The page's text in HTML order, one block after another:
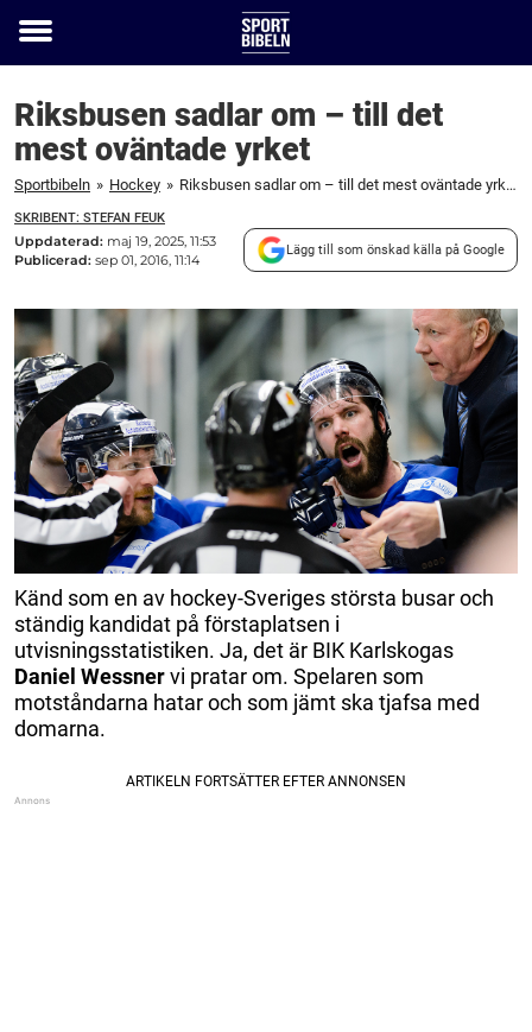
Toggle
Riksbusen sadlar om – till det
mest oväntade yrket
Sportbibeln » Hockey » Riksbusen sadlar om – till det mest oväntade yrket
SKRIBENT: STEFAN FEUK
Uppdaterad: maj 19, 2025, 11:53
Publicerad: sep 01, 2016, 11:14
Lägg till som önskad källa på Google
Känd som en av hockey-Sveriges största busar och
ständig kandidat på förstaplatsen i
utvisningsstatistiken. Ja, det är BIK Karlskogas
Daniel Wessnervi pratar om. Spelaren som
motståndarna hatar och som jämt ska tjafsa med
domarna.